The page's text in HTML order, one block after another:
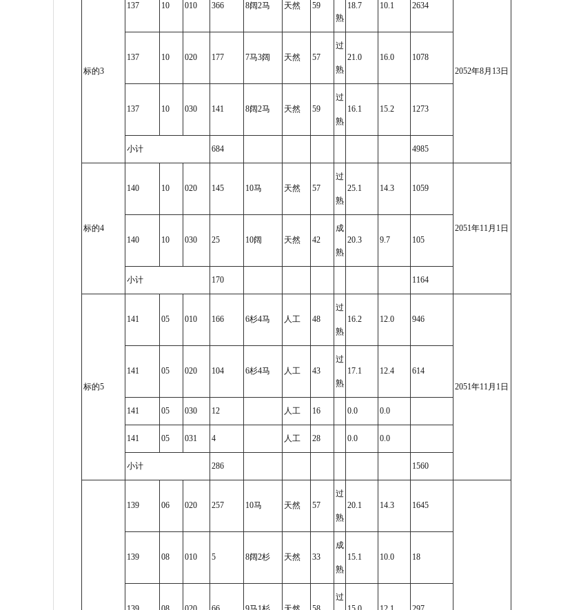
标的3
137 10 010 366 8阔2马 天然 59
熟
18.7 10.1 2634
2052年8月13日
137 10 020 177 7马3阔 天然 57
过
熟
21.0 16.0 1078
137 10 030 141 8阔2马 天然 59
过
熟
16.1 15.2 1273
小计 684 4985
标的4
140 10 020 145 10马 天然 57
过
熟
25.1 14.3 1059
2051年11月1日
140
10 030 25 10阔 天然 42
成
熟
20.3 9.7 105
小计 170 1164
标的5
141 05 010 166 6杉4马 人工 48
过
熟
16.2 12.0 946
2051年11月1日
141 05 020 104 6杉4马 人工 43
过
熟
17.1 12.4 614
141 05 030 12 人工 16 0.0 0.0
141 05 031 4 人工 28 0.0 0.0
小计 286 1560
139 06 020 257 10马 天然 57
过
熟
20.1 14.3 1645
139 08 010 5 8阔2杉 天然 33
成
熟
15.1 10.0 18
过